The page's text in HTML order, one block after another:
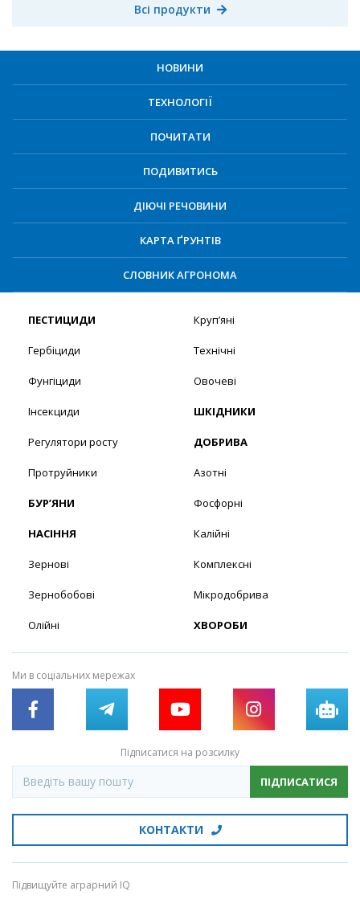
Всі продукти
НОВИНИ
ТЕХНОЛОГІЇ
ПОЧИТАТИ
ПОДИВИТИСЬ
ДІЮЧІ РЕЧОВИНИ
КАРТА ҐРУНТІВ
СЛОВНИК АГРОНОМА
ПЕСТИЦИДИ
Гербіциди
Фунгіциди
Інсекциди
Регулятори росту
Протруйники
БУР’ЯНИ
НАСІННЯ
Зернові
Зернобобові
Олійні
Круп’яні
Технічні
Овочеві
ШКІДНИКИ
ДОБРИВА
Азотні
Фосфорні
Калійні
Комплексні
Мікродобрива
ХВОРОБИ
Ми в соціальних мережах
Підписатися на розсилку
ПІДПИСАТИСЯ
КОНТАКТИ
Підвищуйте аграрний IQ